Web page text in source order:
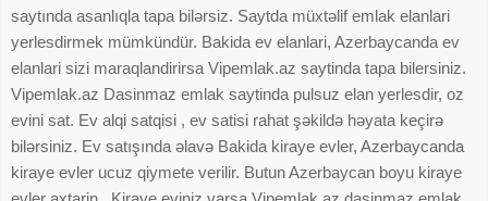
saytında asanlıqla tapa bilərsiz. Saytda müxtəlif emlak elanlari
yerlesdirmek mümkündür. Bakida ev elanlari, Azerbaycanda ev
elanlari sizi maraqlandirirsa Vipemlak.az saytinda tapa bilersiniz.
Vipemlak.az Dasinmaz emlak saytinda pulsuz elan yerlesdir, oz
evini sat. Ev alqi satqisi , ev satisi rahat şəkildə həyata keçirə
bilərsiniz. Ev satışında əlavə Bakida kiraye evler, Azerbaycanda
kiraye evler ucuz qiymete verilir. Butun Azerbaycan boyu kiraye